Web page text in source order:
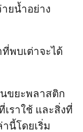
ยน้ำอย่าง
ที่พบเต่าจะได้
ขยะพลาสติก
เราใช้ และสิ่งที่
นี้โดยเริ่ม